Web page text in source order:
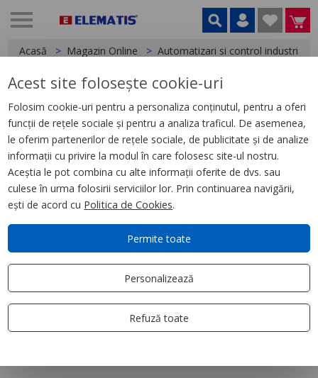
Acasă Magazin Online Automatizari si control industrial
< Butoane si lampi
Eticheta pentru buton, galben
Acest site folosește cookie-uri
Folosim cookie-uri pentru a personaliza conținutul, pentru a oferi
funcții de rețele sociale și pentru a analiza traficul. De asemenea,
le oferim partenerilor de rețele sociale, de publicitate și de analize
informații cu privire la modul în care folosesc site-ul nostru.
Aceștia le pot combina cu alte informații oferite de dvs. sau
culese în urma folosirii serviciilor lor. Prin continuarea navigării,
ești de acord cu Politica de Cookies.
Permite toate
Personalizează
Refuză toate